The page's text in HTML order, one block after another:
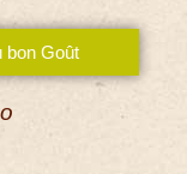
bon Goût